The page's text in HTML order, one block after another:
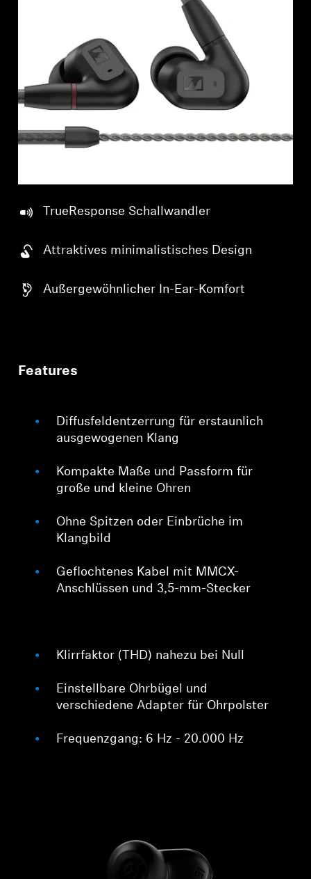
TrueResponse Schallwandler
Attraktives minimalistisches Design
Außergewöhnlicher In-Ear-Komfort
Features
Diffusfeldentzerrung für erstaunlich
ausgewogenen Klang
Kompakte Maße und Passform für
große und kleine Ohren
Ohne Spitzen oder Einbrüche im
Klangbild
Geflochtenes Kabel mit MMCX-
Anschlüssen und 3,5-mm-Stecker
Klirrfaktor (THD) nahezu bei Null
Einstellbare Ohrbügel und
verschiedene Adapter für Ohrpolster
Frequenzgang: 6 Hz - 20.000 Hz